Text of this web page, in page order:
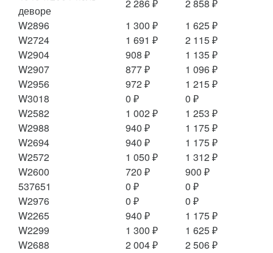
деворе
2 286 ₽
2 858 ₽
W2896
1 300 ₽
1 625 ₽
W2724
1 691 ₽
2 115 ₽
W2904
908 ₽
1 135 ₽
W2907
877 ₽
1 096 ₽
W2956
972 ₽
1 215 ₽
W3018
0 ₽
0 ₽
W2582
1 002 ₽
1 253 ₽
W2988
940 ₽
1 175 ₽
W2694
940 ₽
1 175 ₽
W2572
1 050 ₽
1 312 ₽
W2600
720 ₽
900 ₽
537651
0 ₽
0 ₽
W2976
0 ₽
0 ₽
W2265
940 ₽
1 175 ₽
W2299
1 300 ₽
1 625 ₽
W2688
2 004 ₽
2 506 ₽